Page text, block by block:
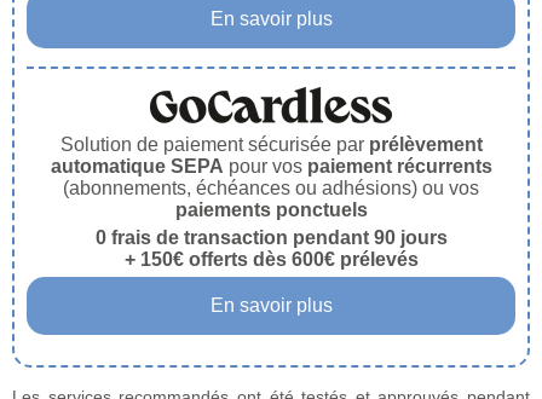
En savoir plus
Solution de paiement sécurisée par prélèvement
automatique SEPA pour vos paiement récurrents
(abonnements, échéances ou adhésions) ou vos
paiements ponctuels
0 frais de transaction pendant 90 jours
+ 150€ offerts dès 600€ prélevés
En savoir plus